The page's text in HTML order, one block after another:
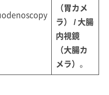
（胃カメ
ラ） / 大腸
内視鏡
（大腸カ
メラ） 。